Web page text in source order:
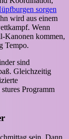
sorgen
wird aus einem
Wenn
Kanonen kommen,
Tempo.
sind
Gleichzeitig
Programm
sein. Dann